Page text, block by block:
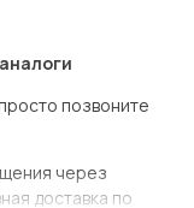
позвоните
через
доставка по